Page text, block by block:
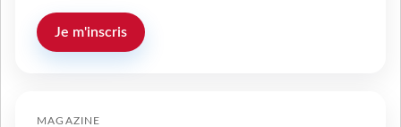
Je m'inscris
MAGAZINE